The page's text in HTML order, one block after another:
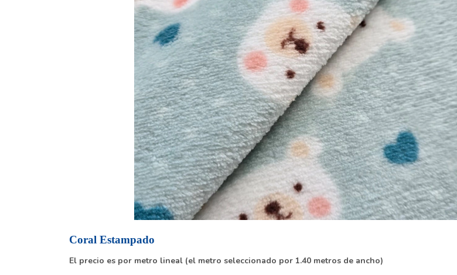
Coral Estampado
El precio es por metro lineal (el metro seleccionado por 1.40 metros de ancho)